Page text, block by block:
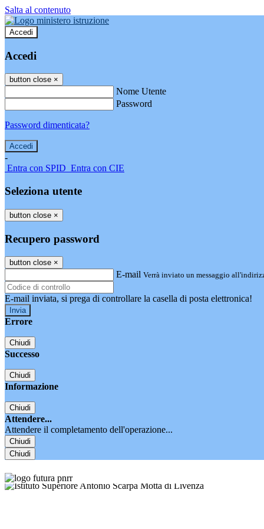
Salta al contenuto
Accedi
Accedi
button close ×
Nome Utente
Password
Password dimenticata?
-
Entra con SPID Entra con CIE
Seleziona utente
button close ×
Recupero password
button close ×
E-mail Verrà inviato un messaggio
E-mail inviata, si prega di controllare la casella di posta elettronica!
Errore
Chiudi
Successo
Chiudi
Informazione
Chiudi
Attendere...
Attendere il completamento dell'operazione...
Chiudi
Chiudi